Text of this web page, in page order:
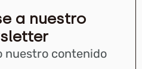
a nuestro
nuestro contenido